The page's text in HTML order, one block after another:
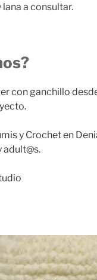
a consultar.
con ganchillo
y Crochet en